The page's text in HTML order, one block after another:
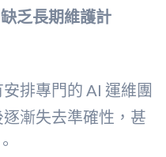
乏長期維護計
排專門的 AI 運維團
漸失去準確性，甚